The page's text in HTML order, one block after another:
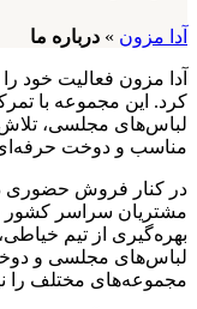
آدا مزون » درباره ما
کرد. این مجموعه با
لباس‌های مجلسی،
مناسب و دوخت حرفه‌ای
در کنار فروش حضوری در
مشتریان سراسر کشور
بهره‌گیری از تیم
لباس‌های مجلسی و
مجموعه‌های مختلف را